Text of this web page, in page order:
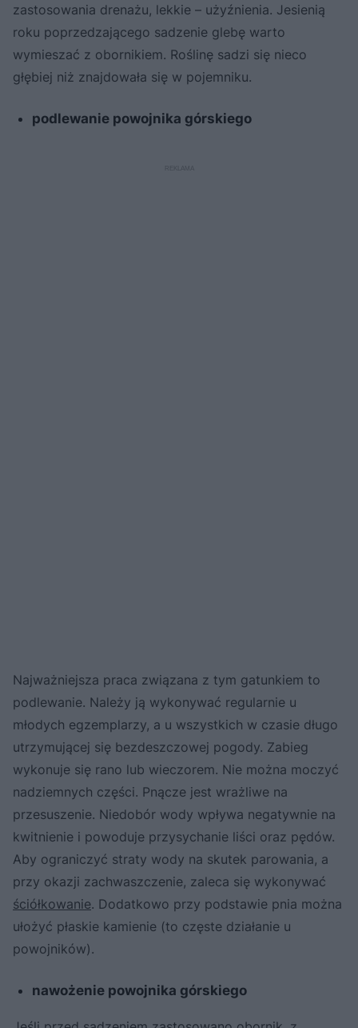
zastosowania drenażu, lekkie – użyźnienia. Jesienią
roku poprzedzającego sadzenie glebę warto
wymieszać z obornikiem. Roślinę sadzi się nieco
głębiej niż znajdowała się w pojemniku.
podlewanie powojnika górskiego
Najważniejsza praca związana z tym gatunkiem to
podlewanie. Należy ją wykonywać regularnie u
młodych egzemplarzy, a u wszystkich w czasie długo
utrzymującej się bezdeszczowej pogody. Zabieg
wykonuje się rano lub wieczorem. Nie można moczyć
nadziemnych części. Pnącze jest wrażliwe na
przesuszenie. Niedobór wody wpływa negatywnie na
kwitnienie i powoduje przysychanie liści oraz pędów.
Aby ograniczyć straty wody na skutek parowania, a
przy okazji zachwaszczenie, zaleca się wykonywać
ściółkowanie. Dodatkowo przy podstawie pnia można
ułożyć płaskie kamienie (to częste działanie u
powojników).
nawożenie powojnika górskiego